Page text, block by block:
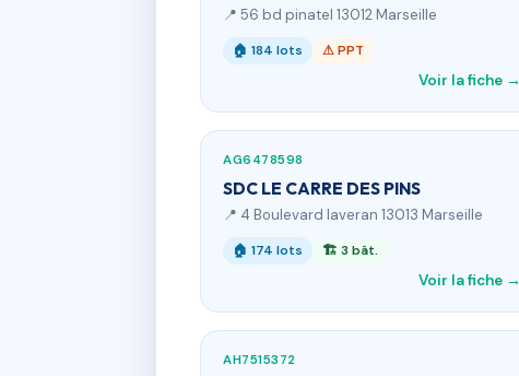
📍 56 bd pinatel 13012 Marseille
🏠 184 lots ⚠ PPT
Voir la fiche →
AG6478598
SDC LE CARRE DES PINS
📍 4 Boulevard laveran 13013 Marseille
🏠 174 lots 🏗 3 bât.
Voir la fiche →
AH7515372